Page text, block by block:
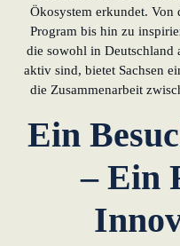
Ökosystem erkundet. Von
Program bis hin zu
die sowohl in Deutschland
aktiv sind, bietet Sachsen
die Zusammenarbeit
Ein
– Ein